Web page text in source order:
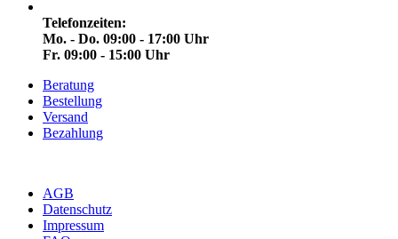
Telefonzeiten:
Mo. - Do. 09:00 - 17:00 Uhr
Fr. 09:00 - 15:00 Uhr
Beratung
Bestellung
Versand
Bezahlung
AGB
Datenschutz
Impressum